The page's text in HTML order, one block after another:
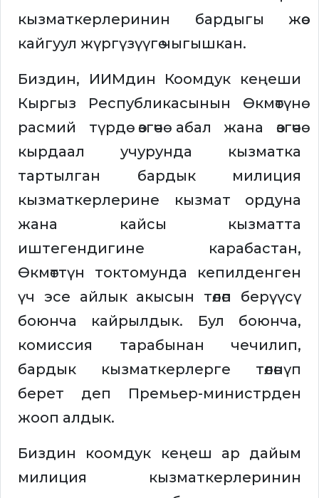
кызматкерлеринин бардыгы жөө
кайгуул жүргүзүүгө чыгышкан.
Биздин, ИИМдин Коомдук кеңеши
Кыргыз Республикасынын Өкмөтүнө
расмий түрдө өзгөчө абал жана өзгөчө
кырдаал учурунда кызматка
тартылган бардык милиция
кызматкерлерине кызмат ордуна
жана кайсы кызматта
иштегендигине карабастан,
Өкмөттүн токтомунда кепилденген
үч эсе айлык акысын төлөп берүүсү
боюнча кайрылдык. Бул боюнча,
комиссия тарабынан чечилип,
бардык кызматкерлерге төлөнүп
берет деп Премьер-министрден
жооп алдык.
Биздин коомдук кеңеш ар дайым
милиция кызматкерлеринин